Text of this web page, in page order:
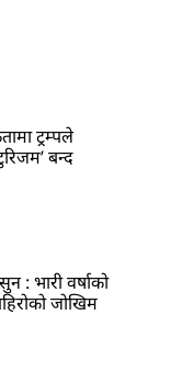
ट्रम्पले
बन्द
: भारी वर्षाको
जोखिम